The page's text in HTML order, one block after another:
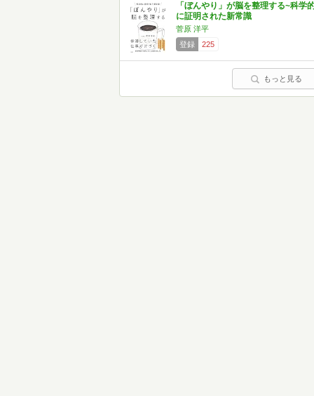
「ぼんやり」が脳を整理する~科学
に証明された新常識
菅原 洋平
登録
225
もっと見る